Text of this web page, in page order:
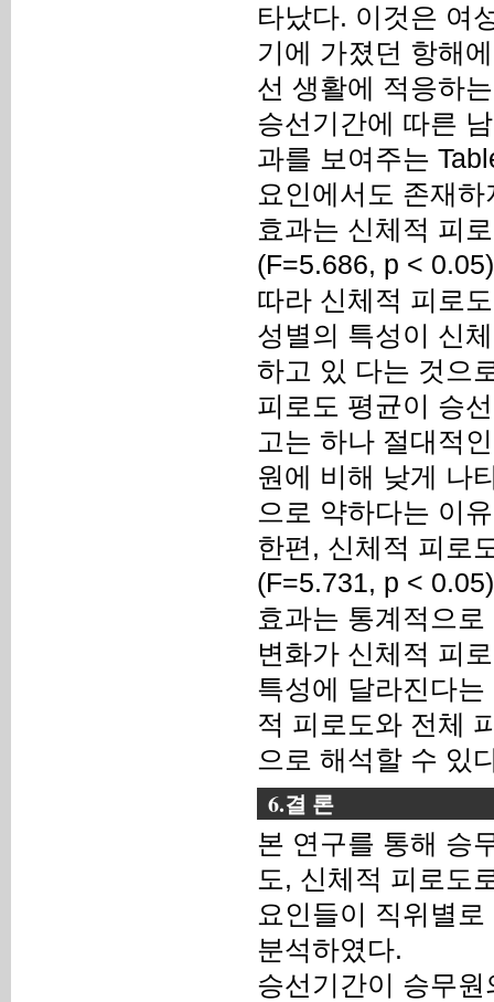
타났다. 이것은 여
기에 가졌던 항해
선 생활에 적응하
승선기간에 따른
과를 보여주는
요인에서도 존재
효과는 신체적 피
(F=5.686, p <
따라 신체적 피로
성별의 특성이 신
하고 있 다는 것으
피로도 평균이 승
고는 하나 절대적
원에 비해 낮게 나
으로 약하다는 이
한편, 신체적 피로
(F=5.731, p <
효과는 통계적으
변화가 신체적 피
특성에 달라진다
적 피로도와 전체
으로 해석할 수 있
6.결 론
본 연구를 통해 승
도, 신체적 피로도
요인들이 직위별
분석하였다.
승선기간이 승무